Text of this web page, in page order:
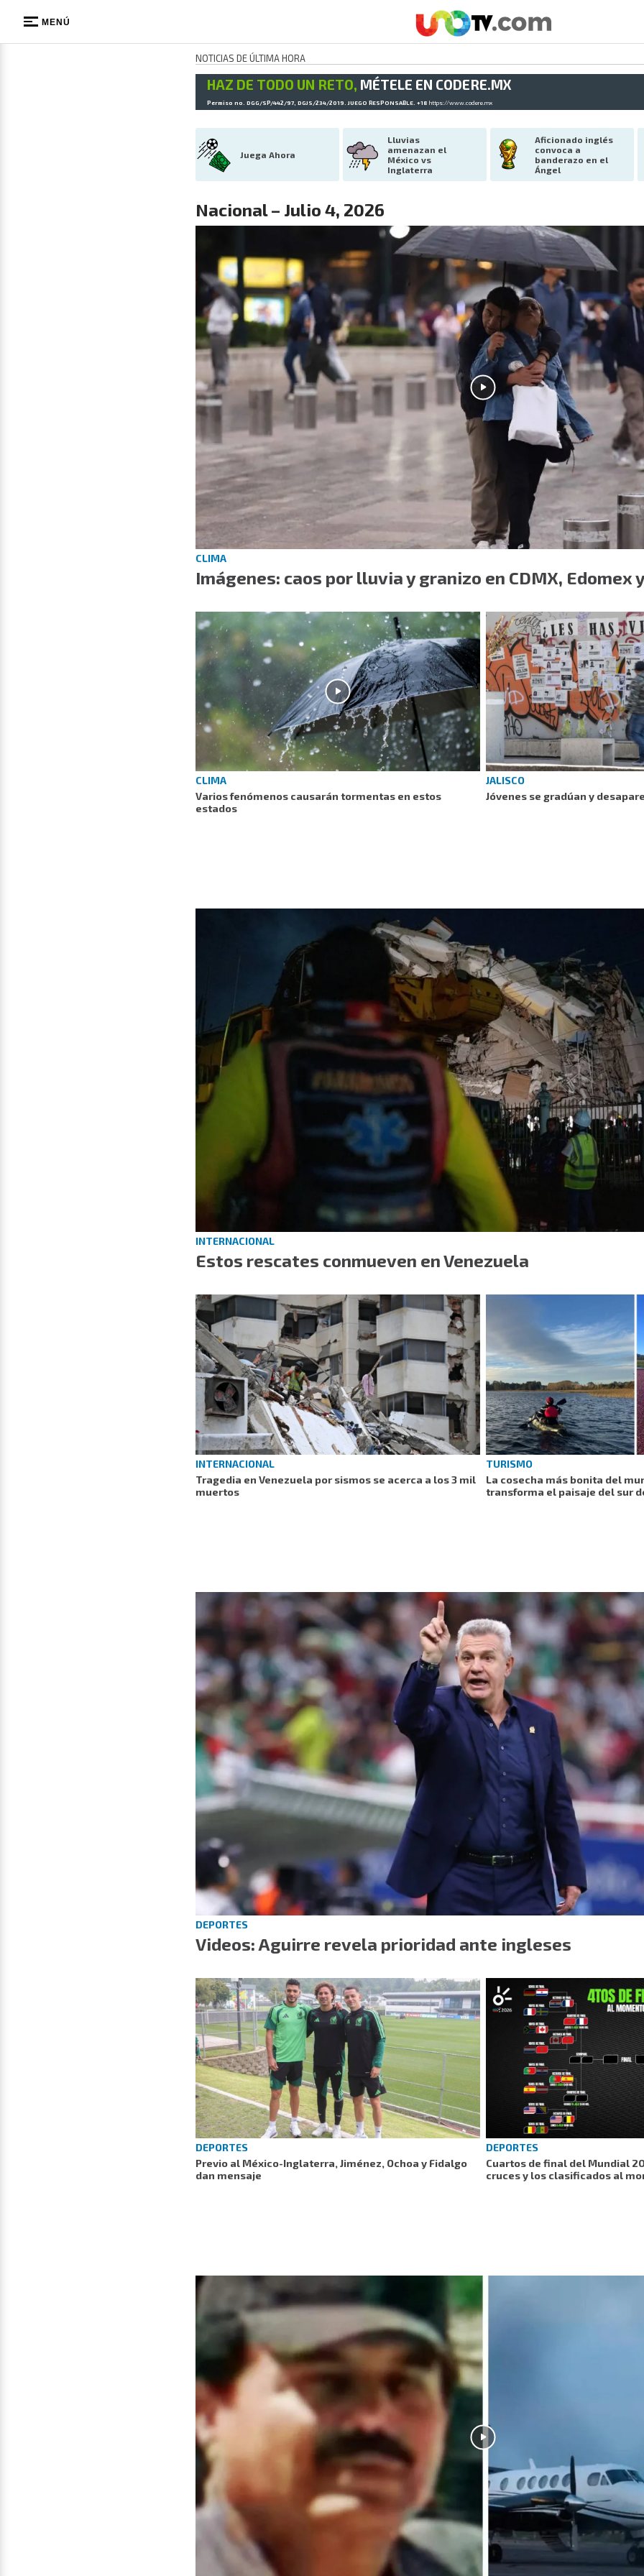
MENÚ
NOTICIAS DE ÚLTIMA HORA
HAZ DE TODO UN RETO, MÉTELE EN CODERE.MX
Permiso no. DGG/SP/442/97, DGJS/234/2019. JUEGO RESPONSABLE. +18 https://www.codere.mx
Juega Ahora
Lluvias
amenazan el
México vs
Inglaterra
Aficionado inglés
convoca a
banderazo en el
Ángel
Nacional – Julio 4, 2026
CLIMA
Imágenes: caos por lluvia y granizo en CDMX, Edomex
CLIMA
Varios fenómenos causarán tormentas en estos
estados
JALISCO
Jóvenes se gradúan y
INTERNACIONAL
Estos rescates conmueven en Venezuela
INTERNACIONAL
Tragedia en Venezuela por sismos se acerca a los 3 mil
muertos
TURISMO
La cosecha más bonita del
transforma el paisaje del sur
DEPORTES
Videos: Aguirre revela prioridad ante ingleses
DEPORTES
Previo al México-Inglaterra, Jiménez, Ochoa y Fidalgo
dan mensaje
DEPORTES
Cuartos de final del Mundial
cruces y los clasificados al